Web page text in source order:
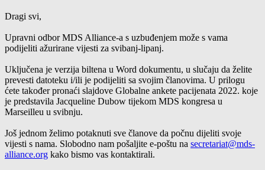
Dragi svi,
Upravni odbor MDS Alliance-a s uzbuđenjem može s vama
podijeliti ažurirane vijesti za svibanj-lipanj.
Uključena je verzija biltena u Word dokumentu, u slučaju da želite
prevesti datoteku i/ili je podijeliti sa svojim članovima. U prilogu
ćete također pronaći slajdove Globalne ankete pacijenata 2022. koje
je predstavila Jacqueline Dubow tijekom MDS kongresa u
Marseilleu u svibnju.
Još jednom želimo potaknuti sve članove da počnu dijeliti svoje
vijesti s nama. Slobodno nam pošaljite e-poštu na secretariat@mds-
alliance.org kako bismo vas kontaktirali.